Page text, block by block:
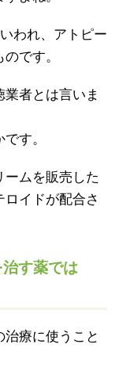
われ、アトピー
です。
者とは言いま
す。
ームを販売した
イドが配合さ
す薬では
療に使うこと